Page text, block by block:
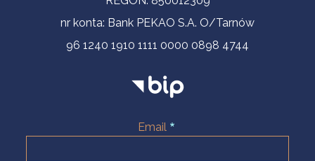
nr konta: Bank PEKAO S.A. O/Tarnów
96 1240 1910 1111 0000 0898 4744
Email